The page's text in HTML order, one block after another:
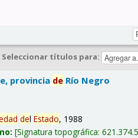
Seleccionar títulos para:
provincia de Río Negro
delEstado, 1988
Signatura topográfica: